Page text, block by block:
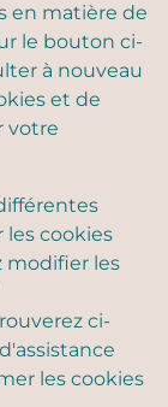
en matière de
le bouton ci-
à nouveau
et de
votre
cookies
modifier les
ci-
les cookies